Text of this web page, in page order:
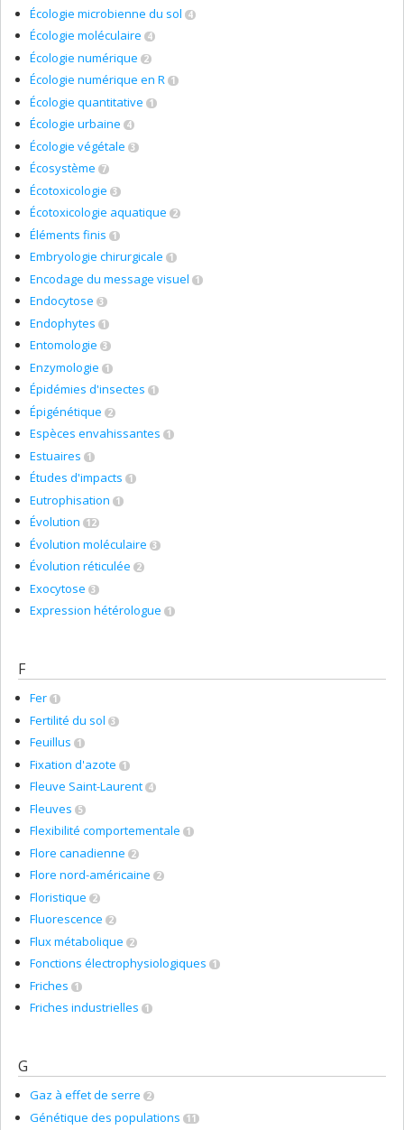
Écologie microbienne du sol 4
Écologie moléculaire 4
Écologie numérique 2
Écologie numérique en R 1
Écologie quantitative 1
Écologie urbaine 4
Écologie végétale 3
Écosystème 7
Écotoxicologie 3
Écotoxicologie aquatique 2
Éléments finis 1
Embryologie chirurgicale 1
Encodage du message visuel 1
Endocytose 3
Endophytes 1
Entomologie 3
Enzymologie 1
Épidémies d'insectes 1
Épigénétique 2
Espèces envahissantes 1
Estuaires 1
Études d'impacts 1
Eutrophisation 1
Évolution 12
Évolution moléculaire 3
Évolution réticulée 2
Exocytose 3
Expression hétérologue 1
F
Fer 1
Fertilité du sol 3
Feuillus 1
Fixation d'azote 1
Fleuve Saint-Laurent 4
Fleuves 5
Flexibilité comportementale 1
Flore canadienne 2
Flore nord-américaine 2
Floristique 2
Fluorescence 2
Flux métabolique 2
Fonctions électrophysiologiques 1
Friches 1
Friches industrielles 1
G
Gaz à effet de serre 2
Génétique des populations 11